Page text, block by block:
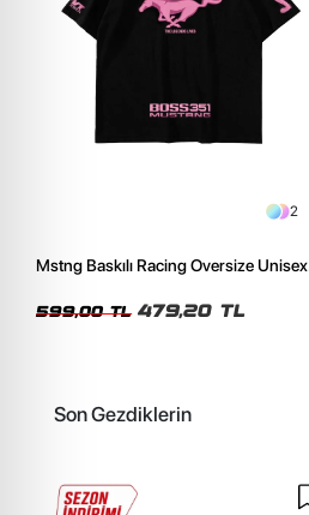
2
Mstng Baskılı Racing Oversize Unisex
599,00 TL 479,20 TL
Son Gezdiklerin